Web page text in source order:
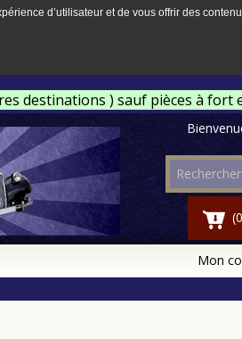
d’utilisateur et de vous offrir des
destinations ) sauf pièces à fort
Mon